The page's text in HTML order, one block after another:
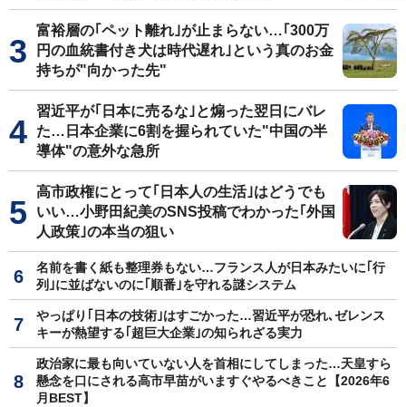
富裕層の｢ペット離れ｣が止まらない…｢300万
円の血統書付き犬は時代遅れ｣という真のお金
持ちが"向かった先"
習近平が｢日本に売るな｣と煽った翌日にバレ
た…日本企業に6割を握られていた"中国の半
導体"の意外な急所
高市政権にとって｢日本人の生活｣はどうでも
いい…小野田紀美のSNS投稿でわかった｢外国
人政策｣の本当の狙い
名前を書く紙も整理券もない…フランス人が日本みたいに｢行
列｣に並ばないのに｢順番｣を守れる謎システム
やっぱり｢日本の技術｣はすごかった…習近平が恐れ､ゼレンス
キーが熱望する｢超巨大企業｣の知られざる実力
政治家に最も向いていない人を首相にしてしまった…天皇すら
懸念を口にされる高市早苗がいますぐやるべきこと【2026年6
月BEST】